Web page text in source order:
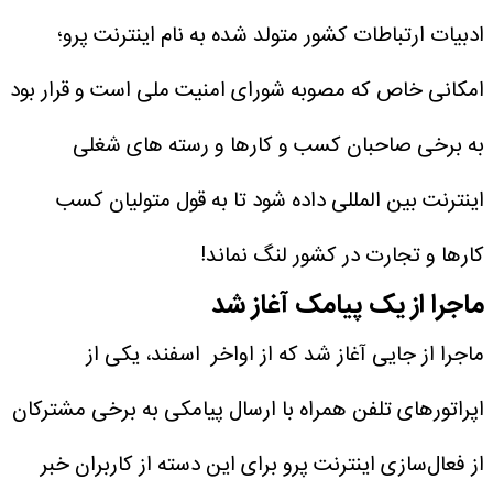
ادبیات ارتباطات کشور متولد شده به نام اینترنت پرو؛
امکانی خاص که مصوبه شورای امنیت ملی است و قرار بود
به برخی صاحبان کسب و کارها و رسته های شغلی
اینترنت بین المللی داده شود تا به قول متولیان کسب
کارها و تجارت در کشور لنگ نماند!
ماجرا از یک پیامک آغاز شد
ماجرا از جایی آغاز شد که از اواخر اسفند، یکی از
اپراتورهای تلفن همراه با ارسال پیامکی به برخی مشترکان
از فعال‌سازی اینترنت پرو برای این دسته از کاربران خبر